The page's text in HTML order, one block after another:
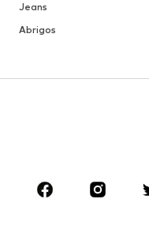
Jeans
Abrigos
Faldas
Zapatos